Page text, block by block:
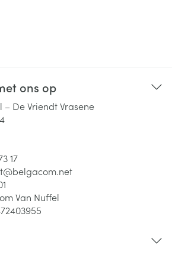
ons op
– De Vriendt Vrasene
17
belgacom.net
Van Nuffel